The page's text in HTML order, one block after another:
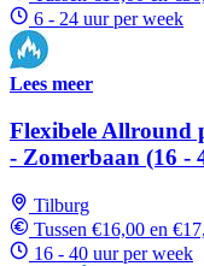
6 - 24 uur per week
Lees meer
Flexibele Allround
- Zomerbaan (16 -
Tilburg
Tussen €16,00 en
16 - 40 uur per week